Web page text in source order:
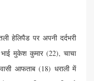
हेलिपैड पर अपनी दर्दभरी
भाई मुकेश कुमार (22), चाचा
आफताब (18) धराली में